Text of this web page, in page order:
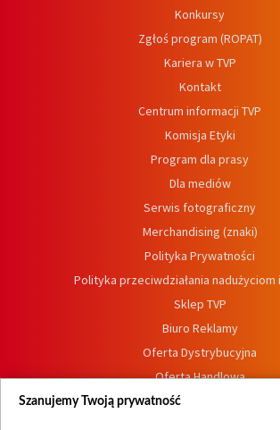
Konkursy
Zgłoś program (ROPAT)
Kariera w TVP
Kontakt
Centrum informacji TVP
Komisja Etyki
Program dla prasy
Dla mediów
Serwis fotograficzny
Merchandising (znaki)
Polityka Prywatności
Polityka przeciwdziałania nadużyciom
Sklep TVP
Biuro Reklamy
Oferta Dystrybucyjna
Oferta Handlowa
Dostępność
Szanujemy Twoją prywatność